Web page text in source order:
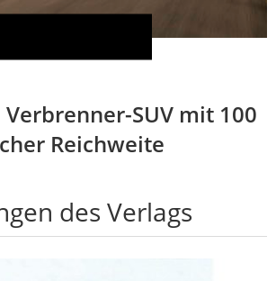
SUV mit 100
Reichweite
des Verlags